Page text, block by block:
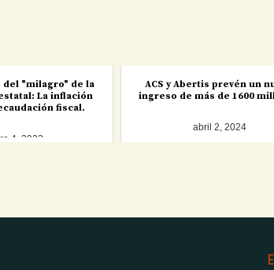
del "milagro" de la
La inflación
fiscal.
4, 2023
ACS y Abertis prevén un
ingreso de más de 1600
abril 2, 2024